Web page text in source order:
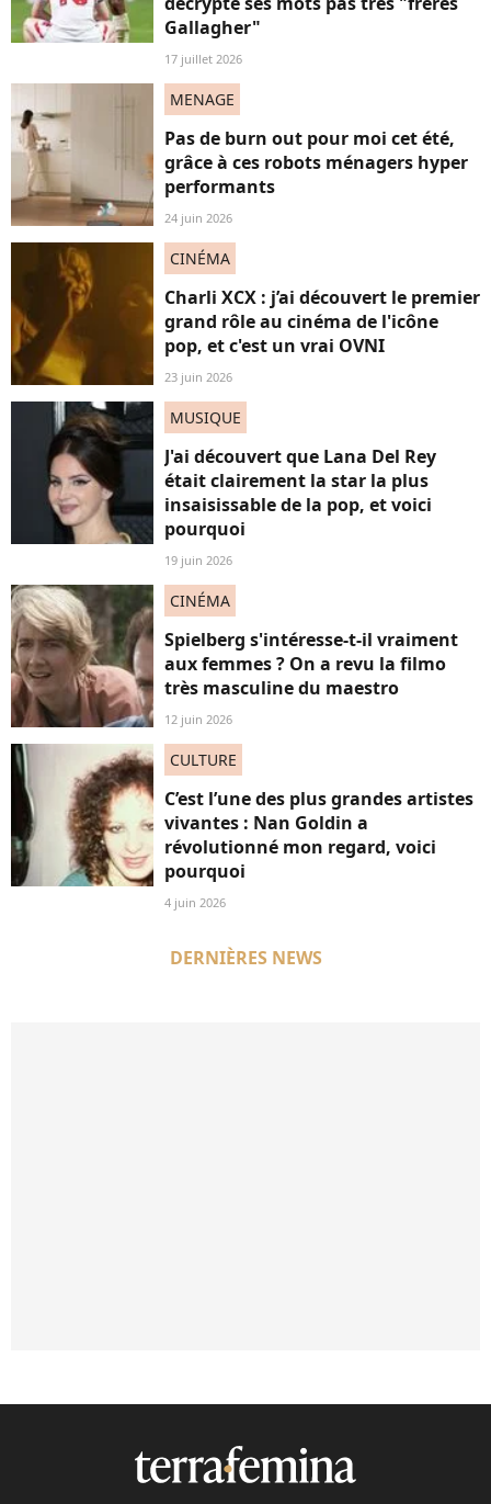
Gallagher"
17 juillet 2026
MENAGE
Pas de burn out pour moi cet été,
grâce à ces robots ménagers hyper
performants
24 juin 2026
CINÉMA
Charli XCX : j’ai découvert le premier
grand rôle au cinéma de l'icône
pop, et c'est un vrai OVNI
23 juin 2026
MUSIQUE
J'ai découvert que Lana Del Rey
était clairement la star la plus
insaisissable de la pop, et voici
pourquoi
19 juin 2026
CINÉMA
Spielberg s'intéresse-t-il vraiment
aux femmes ? On a revu la filmo
très masculine du maestro
12 juin 2026
CULTURE
C’est l’une des plus grandes artistes
vivantes : Nan Goldin a
révolutionné mon regard, voici
pourquoi
4 juin 2026
DERNIÈRES NEWS